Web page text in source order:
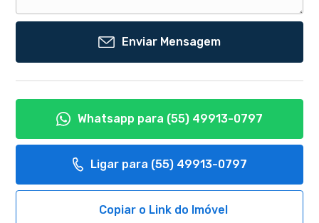
Enviar Mensagem
Whatsapp para (55) 49913-0797
Ligar para (55) 49913-0797
Copiar o Link do Imóvel